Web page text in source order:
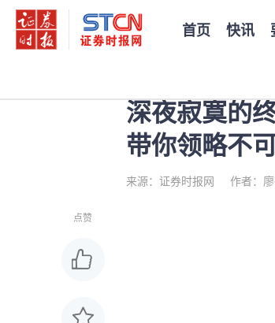
首页 快讯
深夜寂寞的
带你领略不
来源：证券时报网 作者：
点赞